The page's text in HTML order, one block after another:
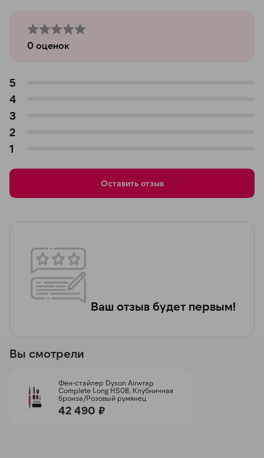
Ваш отзыв будет первым!
0 оценок
5
4
3
2
1
Оставить отзыв
Вы смотрели
Фен-стайлер Dyson Airwrap
Complete Long HS08, Клубничная
бронза/Розовый румянец
42 490 ₽